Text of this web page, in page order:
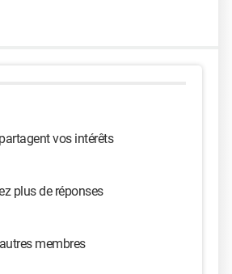
vos intérêts
plus de réponses
membres